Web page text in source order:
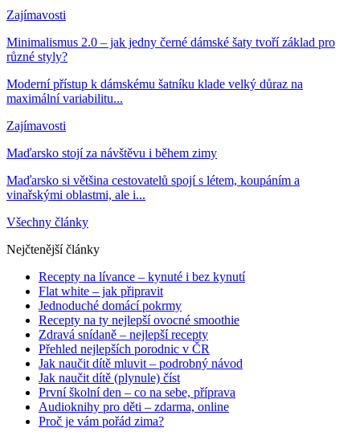
Zajímavosti
Minimalismus 2.0 – jak jedny černé dámské šaty tvoří základ pro
různé styly?
Moderní přístup k dámskému šatníku klade velký důraz na
maximální variabilitu...
Zajímavosti
Maďarsko stojí za návštěvu i během zimy
Maďarsko si většina cestovatelů spojí s létem, koupáním a
vinařskými oblastmi, ale i...
Všechny články
Nejčtenější články
Recepty na lívance – kynuté i bez kynutí
Flat white – jak připravit
Jednoduché domácí pokrmy
Recepty na ty nejlepší ovocné smoothie
Zdravá snídaně – nejlepší recepty
Přehled nejlepších porodnic v ČR
Jak naučit dítě mluvit – podrobný návod
Jak naučit dítě (plynule) číst
První školní den – co na sebe, příprava
Audioknihy pro děti – zdarma, online
Proč je vám pořád zima?